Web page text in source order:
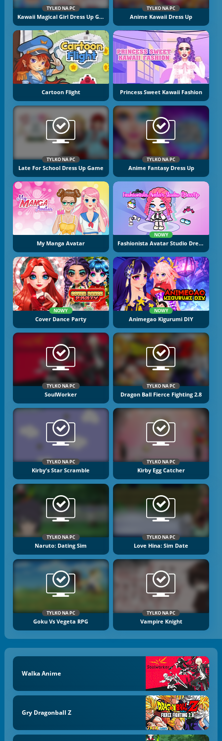
TYLKO NA PC
Kawaii Magical Girl Dress Up Game
TYLKO NA PC
Anime Kawaii Dress Up
Cartoon Flight Princess Sweet Kawaii Fashion
TYLKO NA PC
Late For School Dress Up Game
TYLKO NA PC
Anime Fantasy Dress Up
My Manga Avatar
NOWY
Fashionista Avatar Studio Dress Up
NOWY
Cover Dance Party
NOWY
Animegao Kigurumi DIY
TYLKO NA PC
SoulWorker
TYLKO NA PC
Dragon Ball Fierce Fighting 2.8
TYLKO NA PC
Kirby's Star Scramble
TYLKO NA PC
Kirby Egg Catcher
TYLKO NA PC
Naruto: Dating Sim
TYLKO NA PC
Love Hina: Sim Date
TYLKO NA PC
Goku Vs Vegeta RPG
TYLKO NA PC
Vampire Knight
Walka Anime
Gry Dragonball Z